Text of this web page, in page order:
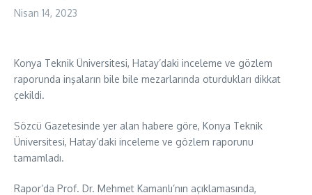
Nisan 14, 2023
Konya Teknik Üniversitesi, Hatay’daki inceleme ve gözlem
raporunda inşaların bile bile mezarlarında oturdukları dikkat
çekildi.
Sözcü Gazetesinde yer alan habere göre, Konya Teknik
Üniversitesi, Hatay’daki inceleme ve gözlem raporunu
tamamladı.
Rapor’da Prof. Dr. Mehmet Kamanlı’nın açıklamasında,